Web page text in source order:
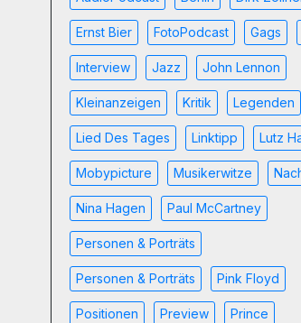
Ernst Bier FotoPodcast Gags
Interview Jazz John Lennon
Kleinanzeigen Kritik Legenden
Lied Des Tages Linktipp Lutz
Mobypicture Musikerwitze
Nina Hagen Paul McCartney
Personen & Porträts
Personen & Porträts Pink Floyd
Positionen Preview Prince